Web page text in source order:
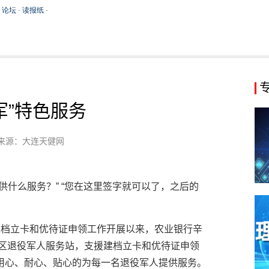
”特色服务
源：大连天健网
么服务？” “您在这里签字就可以了，之后的
立卡和优待证申领工作开展以来，农业银行辛
退役军人服务站，支援建档立卡和优待证申领
、耐心、贴心的为每一名退役军人提供服务。